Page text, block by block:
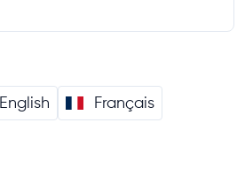
English Français